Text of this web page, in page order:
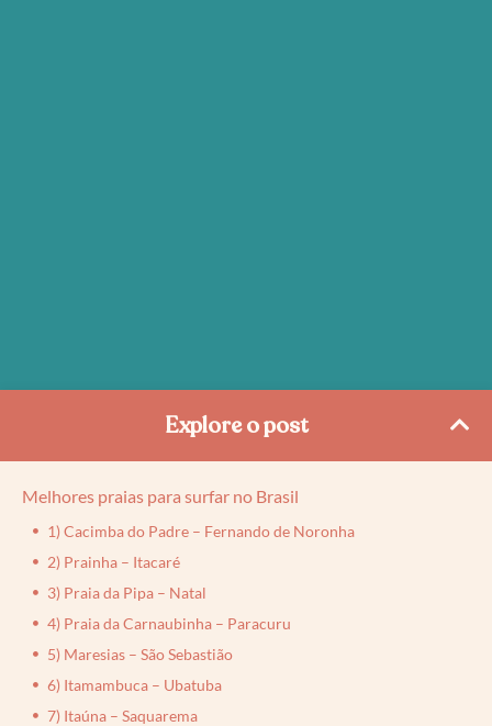
Explore o post
Melhores praias para surfar no Brasil
1) Cacimba do Padre – Fernando de Noronha
2) Prainha – Itacaré
3) Praia da Pipa – Natal
4) Praia da Carnaubinha – Paracuru
5) Maresias – São Sebastião
6) Itamambuca – Ubatuba
7) Itaúna – Saquarema